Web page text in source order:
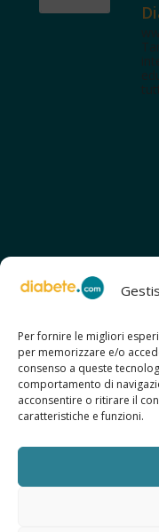
Per fornire le migliori
per memorizzare e/o
consenso a queste
comportamento di
acconsentire o ritirare il
caratteristiche e funzioni.
SCOPRI ANCHE:
> ilmiodiabete.com
> casadiabete.it
> digitaldiabetes.srl
> obesitalia.com